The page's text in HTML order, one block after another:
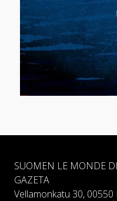
SUOMEN LE MONDE
GAZETA
Vellamonkatu 30, 00550